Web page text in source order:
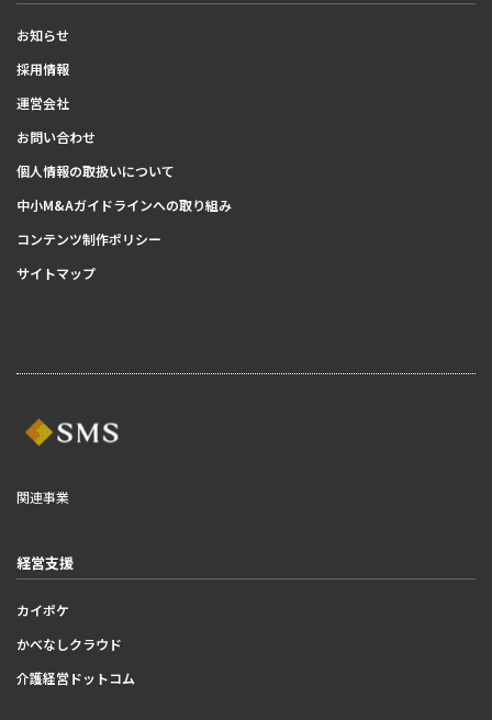
お知らせ
採用情報
運営会社
お問い合わせ
個人情報の取扱いについて
中小M&Aガイドラインへの取り組み
コンテンツ制作ポリシー
サイトマップ
関連事業
経営支援
カイポケ
かべなしクラウド
介護経営ドットコム